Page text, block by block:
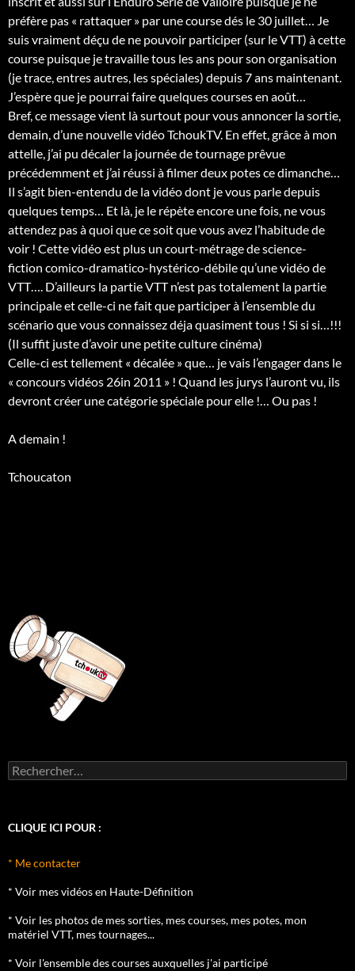
préfère pas « rattaquer » par une course dés le 30 juillet… Je
suis vraiment déçu de ne pouvoir participer (sur le VTT) à cette
course puisque je travaille tous les ans pour son organisation
(je trace, entres autres, les spéciales) depuis 7 ans maintenant.
J’espère que je pourrai faire quelques courses en août…
Bref, ce message vient là surtout pour vous annoncer la sortie,
demain, d’une nouvelle vidéo TchoukTV. En effet, grâce à mon
attelle, j’ai pu décaler la journée de tournage prêvue
précédemment et j’ai réussi à filmer deux potes ce dimanche…
Il s’agit bien-entendu de la vidéo dont je vous parle depuis
quelques temps… Et là, je le répète encore une fois, ne vous
attendez pas à quoi que ce soit que vous avez l’habitude de
voir ! Cette vidéo est plus un court-métrage de science-
fiction comico-dramatico-hystérico-débile qu’une vidéo de
VTT…. D’ailleurs la partie VTT n’est pas totalement la partie
principale et celle-ci ne fait que participer à l’ensemble du
scénario que vous connaissez déja quasiment tous ! Si si si…!!!
(Il suffit juste d’avoir une petite culture cinéma)
Celle-ci est tellement « décalée » que… je vais l’engager dans le
« concours vidéos 26in 2011 » ! Quand les jurys l’auront vu, ils
devront créer une catégorie spéciale pour elle !… Ou pas !
A demain !
Tchoucaton
Rechercher :
CLIQUE ICI POUR :
* Me contacter
* Voir mes vidéos en Haute-Définition
* Voir les photos de mes sorties, mes courses, mes potes, mon
matériel VTT, mes tournages...
* Voir l'ensemble des courses auxquelles j'ai participé